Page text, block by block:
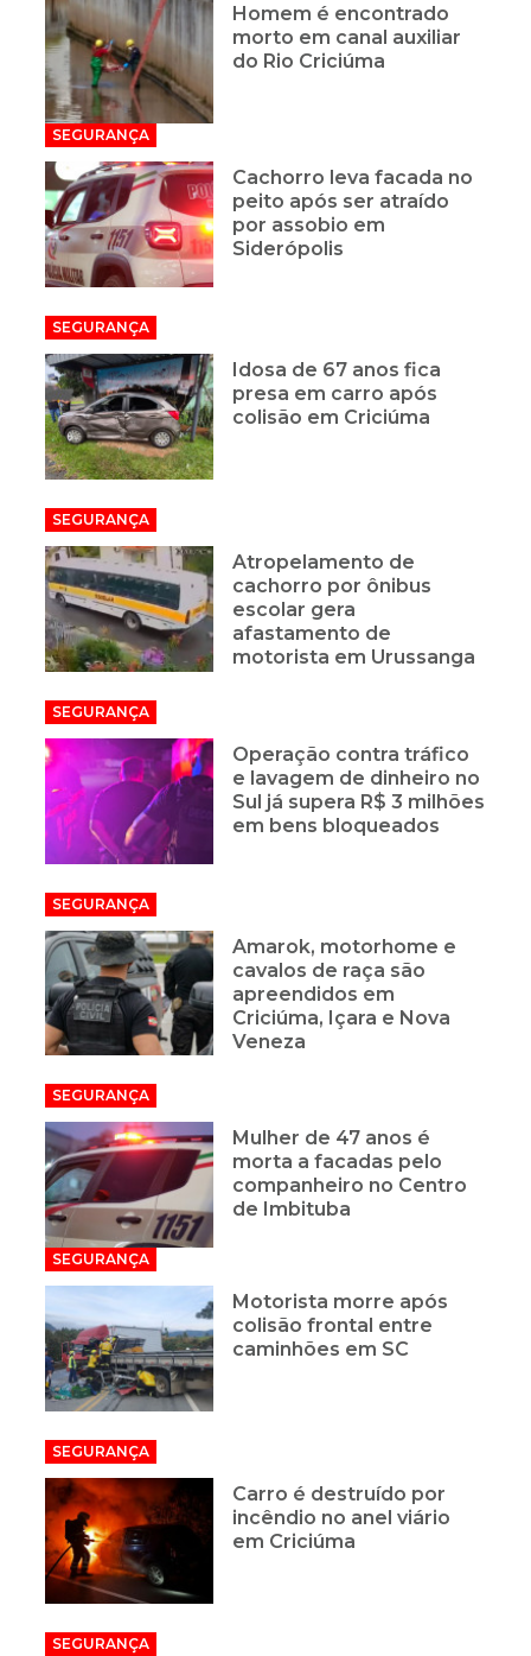
Homem é encontrado
morto em canal auxiliar
do Rio Criciúma
SEGURANÇA
Cachorro leva facada no
peito após ser atraído
por assobio em
Siderópolis
SEGURANÇA
Idosa de 67 anos fica
presa em carro após
colisão em Criciúma
SEGURANÇA
Atropelamento de
cachorro por ônibus
escolar gera
afastamento de
motorista em Urussanga
SEGURANÇA
Operação contra tráfico
e lavagem de dinheiro no
Sul já supera R$ 3 milhões
em bens bloqueados
SEGURANÇA
Amarok, motorhome e
cavalos de raça são
apreendidos em
Criciúma, Içara e Nova
Veneza
SEGURANÇA
Mulher de 47 anos é
morta a facadas pelo
companheiro no Centro
de Imbituba
SEGURANÇA
Motorista morre após
colisão frontal entre
caminhões em SC
SEGURANÇA
Carro é destruído por
incêndio no anel viário
em Criciúma
SEGURANÇA